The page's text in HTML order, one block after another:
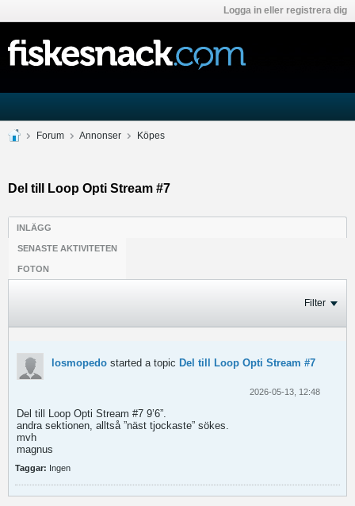
Logga in eller registrera dig
Forum Annonser Köpes
Del till Loop Opti Stream #7
INLÄGG
SENASTE AKTIVITETEN
FOTON
Filter
losmopedo started a topic Del till Loop Opti Stream #7
2026-05-13, 12:48
Del till Loop Opti Stream #7 9’6”.
andra sektionen, alltså ”näst tjockaste” sökes.
mvh
magnus
Taggar: Ingen